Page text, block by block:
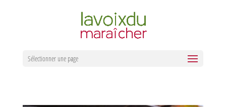
Sélectionner une page